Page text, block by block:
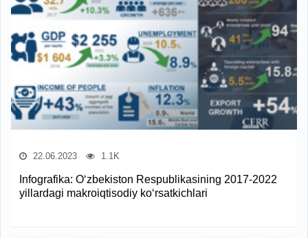
22.06.2023 1.1K
Infografika: O‘zbekiston Respublikasining 2017-2022
yillardagi makroiqtisodiy ko‘rsatkichlari